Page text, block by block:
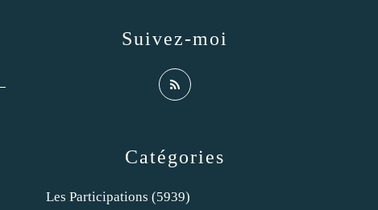
Catégories
Les Participations (5939)
Suivez-moi